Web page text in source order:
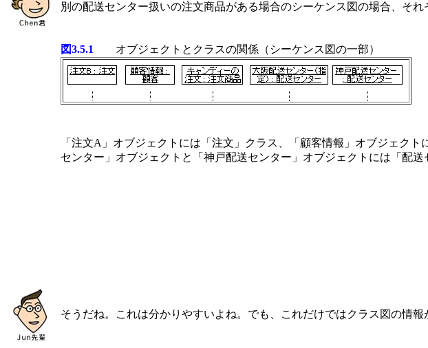
別の配送センター扱いの注文商品がある場合のシーケンス図の場合、そ
図3.5.1 オブジェクトとクラスの関係（シーケンス図の一部）
「注文A」オブジェクトには「注文」クラス、「顧客情報」オブジェク
センター」オブジェクトと「神戸配送センター」オブジェクトには「配
そうだね。これは分かりやすいよね。でも、これだけではクラス図の情